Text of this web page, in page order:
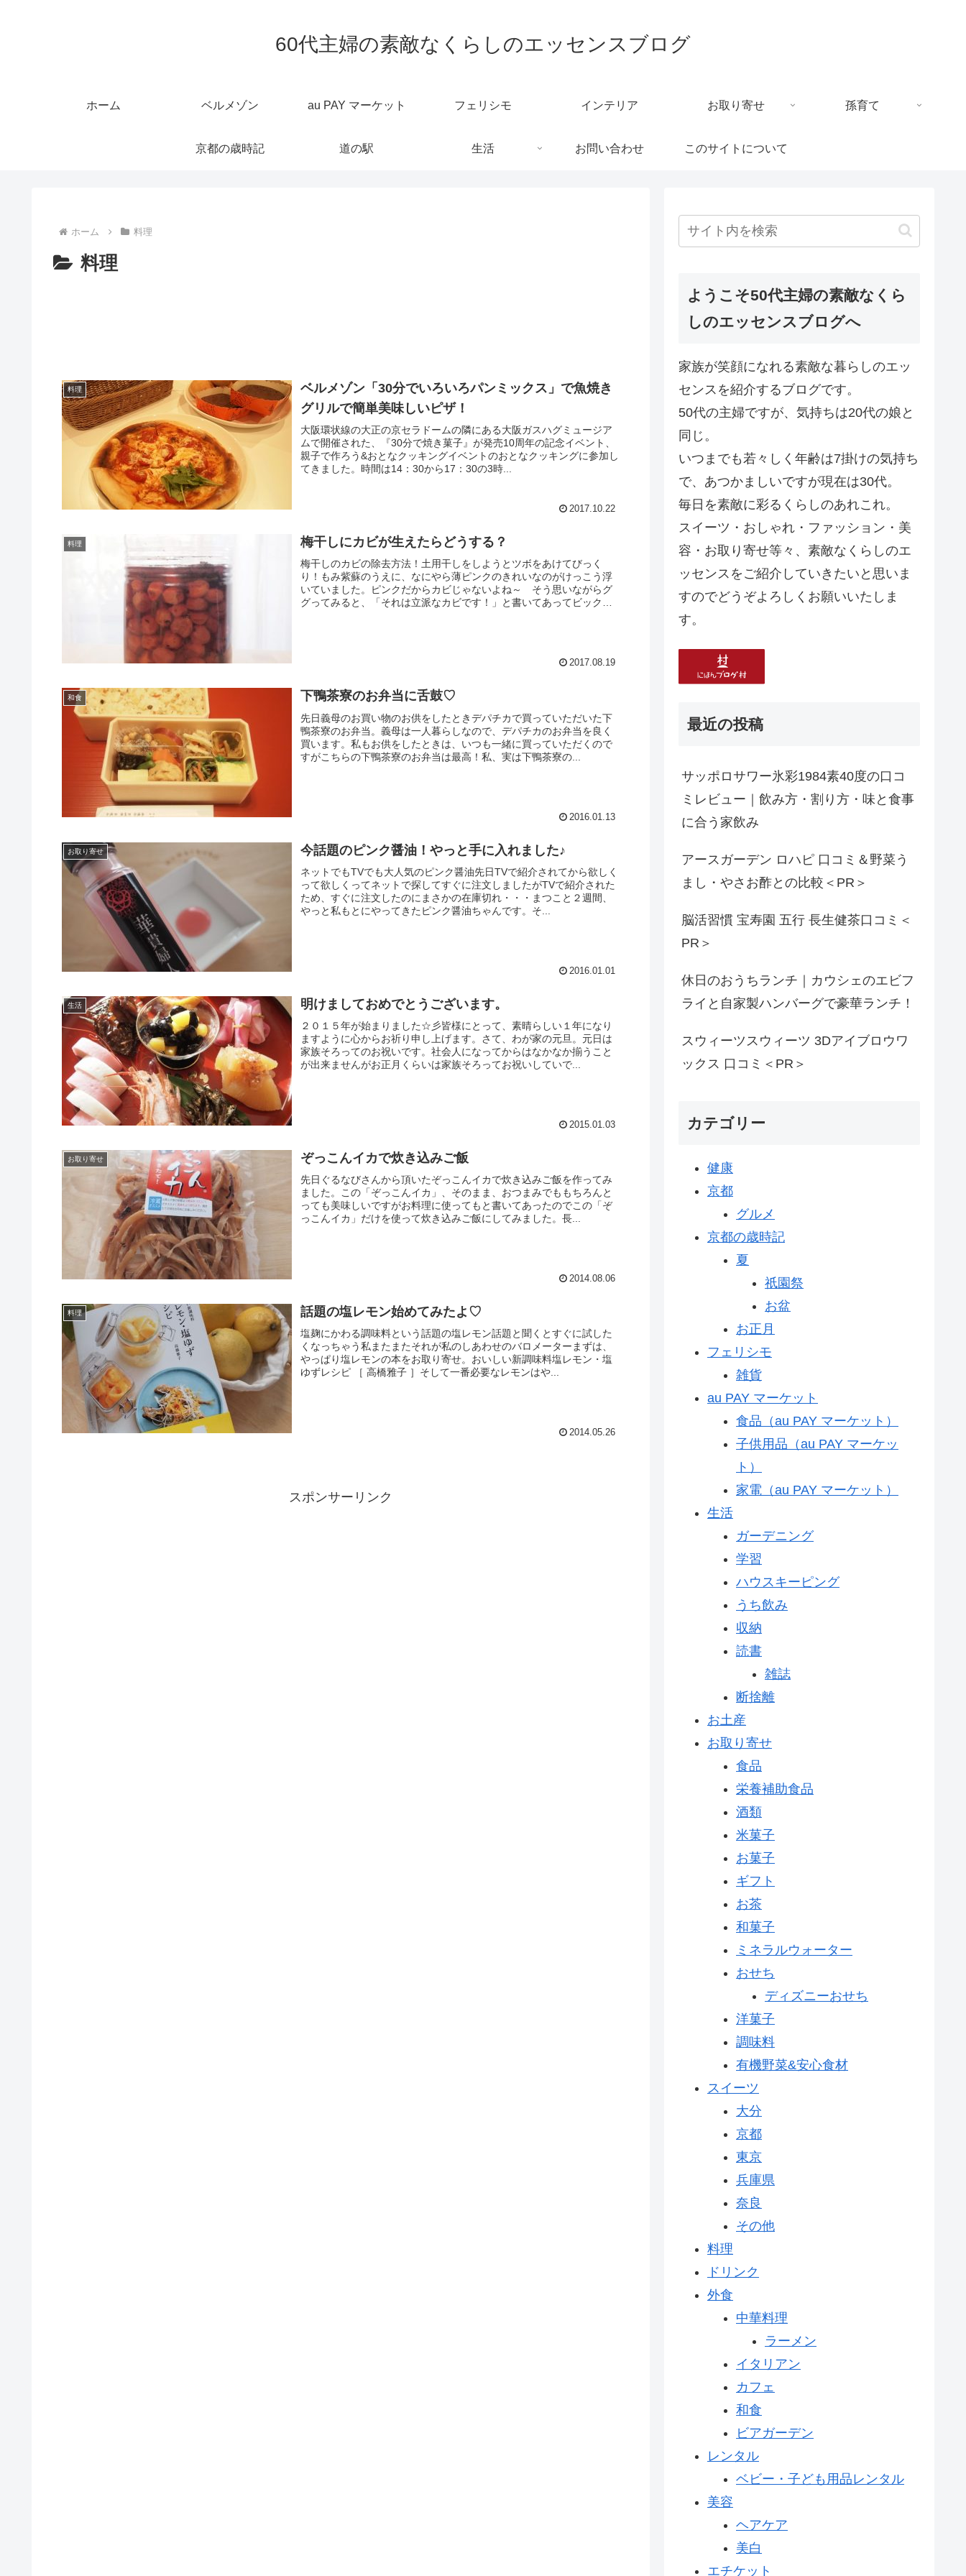
60代主婦の素敵なくらしのエッセンスブログ
ホーム ベルメゾン au PAY マーケット フェリシモ インテリア お取り寄せ 孫育て
京都の歳時記 道の駅 生活 お問い合わせ このサイトについて
ホーム 料理
料理
料理
ベルメゾン「30分でいろいろパンミックス」で魚焼き
グリルで簡単美味しいピザ！
大阪環状線の大正の京セラドームの隣にある大阪ガスハグミュージア
ムで開催された、『30分で焼き菓子』が発売10周年の記念イベント、
親子で作ろう&おとなクッキングイベントのおとなクッキングに参加し
てきました。時間は14：30から17：30の3時...
2017.10.22
料理 梅干しにカビが生えたらどうする？
梅干しのカビの除去方法！土用干しをしようとツボをあけてびっく
り！もみ紫蘇のうえに、なにやら薄ピンクのきれいなのがけっこう浮
いていました。ピンクだからカビじゃないよね～ そう思いながらグ
グってみると、「それは立派なカビです！」と書いてあってビック
2017.08.19
和食 下鴨茶寮のお弁当に舌鼓♡
先日義母のお買い物のお供をしたときデパチカで買っていただいた下
鴨茶寮のお弁当。義母は一人暮らしなので、デパチカのお弁当を良く
買います。私もお供をしたときは、いつも一緒に買っていただくので
すがこちらの下鴨茶寮のお弁当は最高！私、実は下鴨茶寮の...
2016.01.13
お取り寄せ 今話題のピンク醤油！やっと手に入れました♪
ネットでもTVでも大人気のピンク醤油先日TVで紹介されてから欲しく
って欲しくってネットで探してすぐに注文しましたがTVで紹介された
ため、すぐに注文したのにまさかの在庫切れ・・・まつこと２週間、
やっと私もとにやってきたピンク醤油ちゃんです。そ...
2016.01.01
生活 明けましておめでとうございます。
２０１５年が始まりました☆彡皆様にとって、素晴らしい１年になり
ますように心からお祈り申し上げます。さて、わが家の元旦。元日は
家族そろってのお祝いです。社会人になってからはなかなか揃うこと
が出来ませんがお正月くらいは家族そろってお祝いしていで...
2015.01.03
お取り寄せ ぞっこんイカで炊き込みご飯
先日ぐるなびさんから頂いたぞっこんイカで炊き込みご飯を作ってみ
ました。この「ぞっこんイカ」、そのまま、おつまみでももちろんと
っても美味しいですがお料理に使ってもと書いてあったのでこの「ぞ
っこんイカ」だけを使って炊き込みご飯にしてみました。長...
2014.08.06
料理 話題の塩レモン始めてみたよ♡
塩麹にかわる調味料という話題の塩レモン話題と聞くとすぐに試した
くなっちゃう私またまたそれが私のしあわせのバロメーターまずは、
やっぱり塩レモンの本をお取り寄せ。おいしい新調味料塩レモン・塩
ゆずレシピ ［ 高橋雅子 ］そして一番必要なレモンはや...
2014.05.26
スポンサーリンク
ようこそ50代主婦の素敵なくら
しのエッセンスブログへ
家族が笑顔になれる素敵な暮らしのエッ
センスを紹介するブログです。
50代の主婦ですが、気持ちは20代の娘と
同じ。
いつまでも若々しく年齢は7掛けの気持ち
で、あつかましいですが現在は30代。
毎日を素敵に彩るくらしのあれこれ。
スイーツ・おしゃれ・ファッション・美
容・お取り寄せ等々、素敵なくらしのエ
ッセンスをご紹介していきたいと思いま
すのでどうぞよろしくお願いいたしま
す。
最近の投稿
サッポロサワー氷彩1984素40度の口コ
ミレビュー｜飲み方・割り方・味と食事
に合う家飲み
アースガーデン ロハピ 口コミ＆野菜う
まし・やさお酢との比較＜PR＞
脳活習慣 宝寿園 五行 長生健茶口コミ＜
PR＞
休日のおうちランチ｜カウシェのエビフ
ライと自家製ハンバーグで豪華ランチ！
スウィーツスウィーツ 3Dアイブロウワ
ックス 口コミ＜PR＞
カテゴリー
健康
京都
グルメ
京都の歳時記
夏
祇園祭
お盆
お正月
フェリシモ
雑貨
au PAY マーケット
食品（au PAY マーケット）
子供用品（au PAY マーケッ
ト）
家電（au PAY マーケット）
生活
ガーデニング
学習
ハウスキーピング
うち飲み
収納
読書
雑誌
断捨離
お土産
お取り寄せ
食品
栄養補助食品
酒類
米菓子
お菓子
ギフト
お茶
和菓子
ミネラルウォーター
おせち
ディズニーおせち
洋菓子
調味料
有機野菜&安心食材
スイーツ
大分
京都
東京
兵庫県
奈良
その他
料理
ドリンク
外食
中華料理
ラーメン
イタリアン
カフェ
和食
ビアガーデン
レンタル
ベビー・子ども用品レンタル
美容
ヘアケア
美白
エチケット